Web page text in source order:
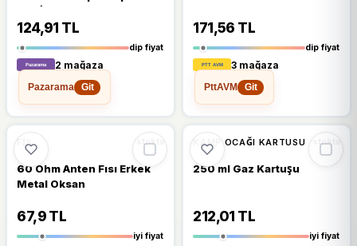
269)
124,91 TL
dip fiyat
2 mağaza
Pazarama
Git
171,56 TL
dip fiyat
3 mağaza
PttAVM
Git
%37 %37 DÜŞTÜ
FIS stokta
60 Ohm Anten Fısı Erkek
Metal Oksan
67,9 TL
iyi fiyat
%10
KAMP OCAĞI KARTUSU stokta
250 ml Gaz Kartuşu
212,01 TL
iyi fiyat